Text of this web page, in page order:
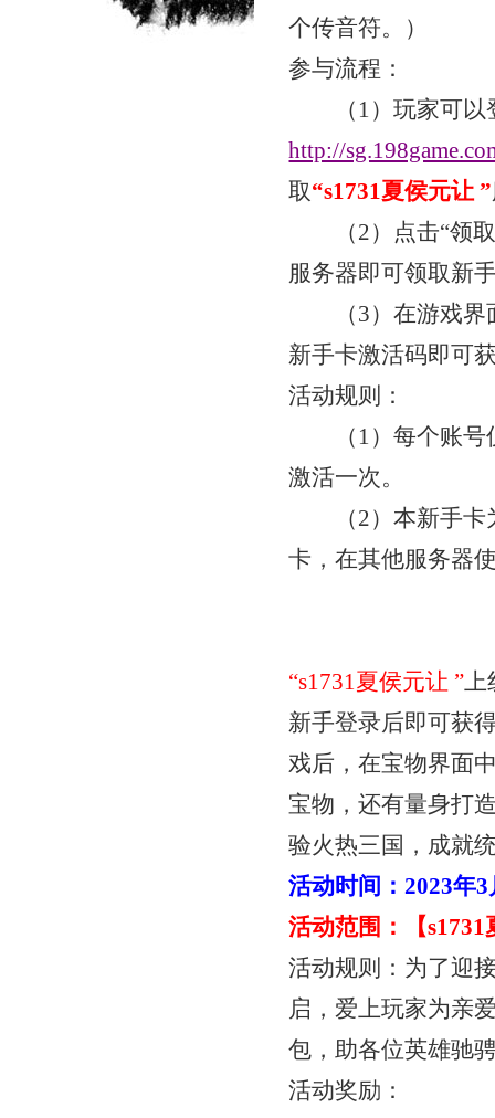
个传音符。）
参与流程：
（ 1）玩家可以
http://
取“s1731夏侯元让”
（2）点击“领
服务器即可领取新
（3）在游戏界
新手卡激活码即可
活动规则：
（ 1）每个账
激活一次。
（2）本新手卡
卡，在其他服务器
“s1731夏侯元让”
新手登录后即可获
戏后，在宝物界面
宝物，还有量身打
验火热三国，成就
活动时间：2023年
活动范围：【
活动规则：为了迎
启，爱上玩家为亲
包，助各位英雄驰
活动奖励：